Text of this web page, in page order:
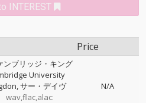
INTEREST
Price
ンブリッジ・キング
University
サー・デイヴ
wav,flac,alac:
N/A